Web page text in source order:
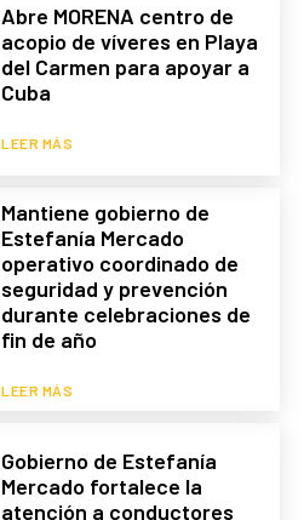
Abre MORENA centro de
acopio de víveres en Playa
del Carmen para apoyar a
Cuba
LEER MÁS
Mantiene gobierno de
Estefanía Mercado
operativo coordinado de
seguridad y prevención
durante celebraciones de
fin de año
LEER MÁS
Gobierno de Estefanía
Mercado fortalece la
atención a conductores